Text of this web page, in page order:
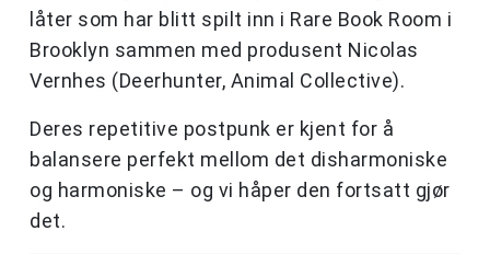
låter som har blitt spilt inn i Rare Book Room i
Brooklyn sammen med produsent Nicolas
Vernhes (Deerhunter, Animal Collective).
Deres repetitive postpunk er kjent for å
balansere perfekt mellom det disharmoniske
og harmoniske – og vi håper den fortsatt gjør
det.